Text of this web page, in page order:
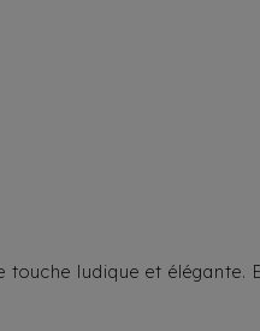
ludique et élégante.